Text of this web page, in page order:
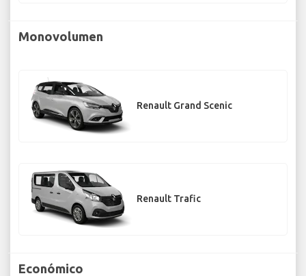
Monovolumen
Renault Grand Scenic
Renault Trafic
Económico